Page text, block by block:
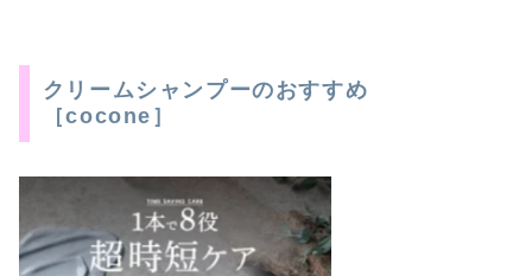
クリームシャンプーのおすすめ
［cocone］